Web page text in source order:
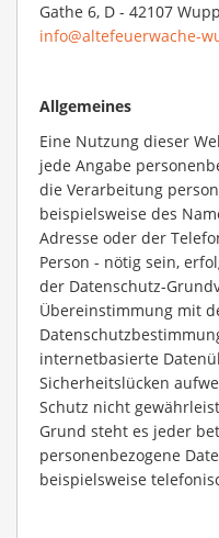
Gathe 6, D - 42107
info@altefeuerwache-
Allgemeines
Eine Nutzung dieser
jede Angabe
die Verarbeitung
beispielsweise des
Adresse oder der
Person - nötig sein,
der Datenschutz-
Übereinstimmung mit
internetbasierte
Sicherheitslücken
Schutz nicht
Grund steht es jeder
personenbezogene
beispielsweise